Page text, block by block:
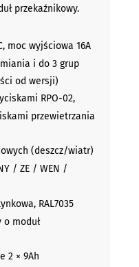
przekaźnikowy.
moc wyjściowa 16A
i do 3 grup
od wersji)
RPO-02,
przewietrzania
(deszcz/wiatr)
/ ZE / WEN /
RAL7035
o moduł
2 × 9Ah